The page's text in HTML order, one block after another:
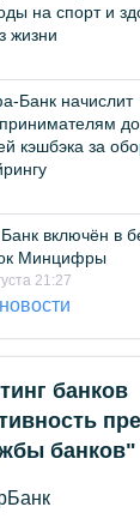
на спорт и
жизни
Банк начислит
кэшбэка за
включён в
Минцифры
21:27
банков
банков"